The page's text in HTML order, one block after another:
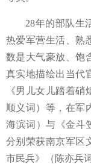
28年的部队生
热爱军营生活、熟
数是大气豪放、饱
真实地描绘出当代
《男儿女儿踏着
顺义词）等，在军
海滨词）与《金斗
分别荣获南京军区
市民兵》（陈亦兵